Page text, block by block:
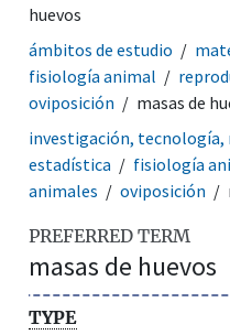
huevos
ámbitos de estudio
fisiología animal
oviposición
masas de
investigación, tecnología,
estadística
fisiología
animales
oviposición
PREFERRED TERM
masas de huevos
TYPE